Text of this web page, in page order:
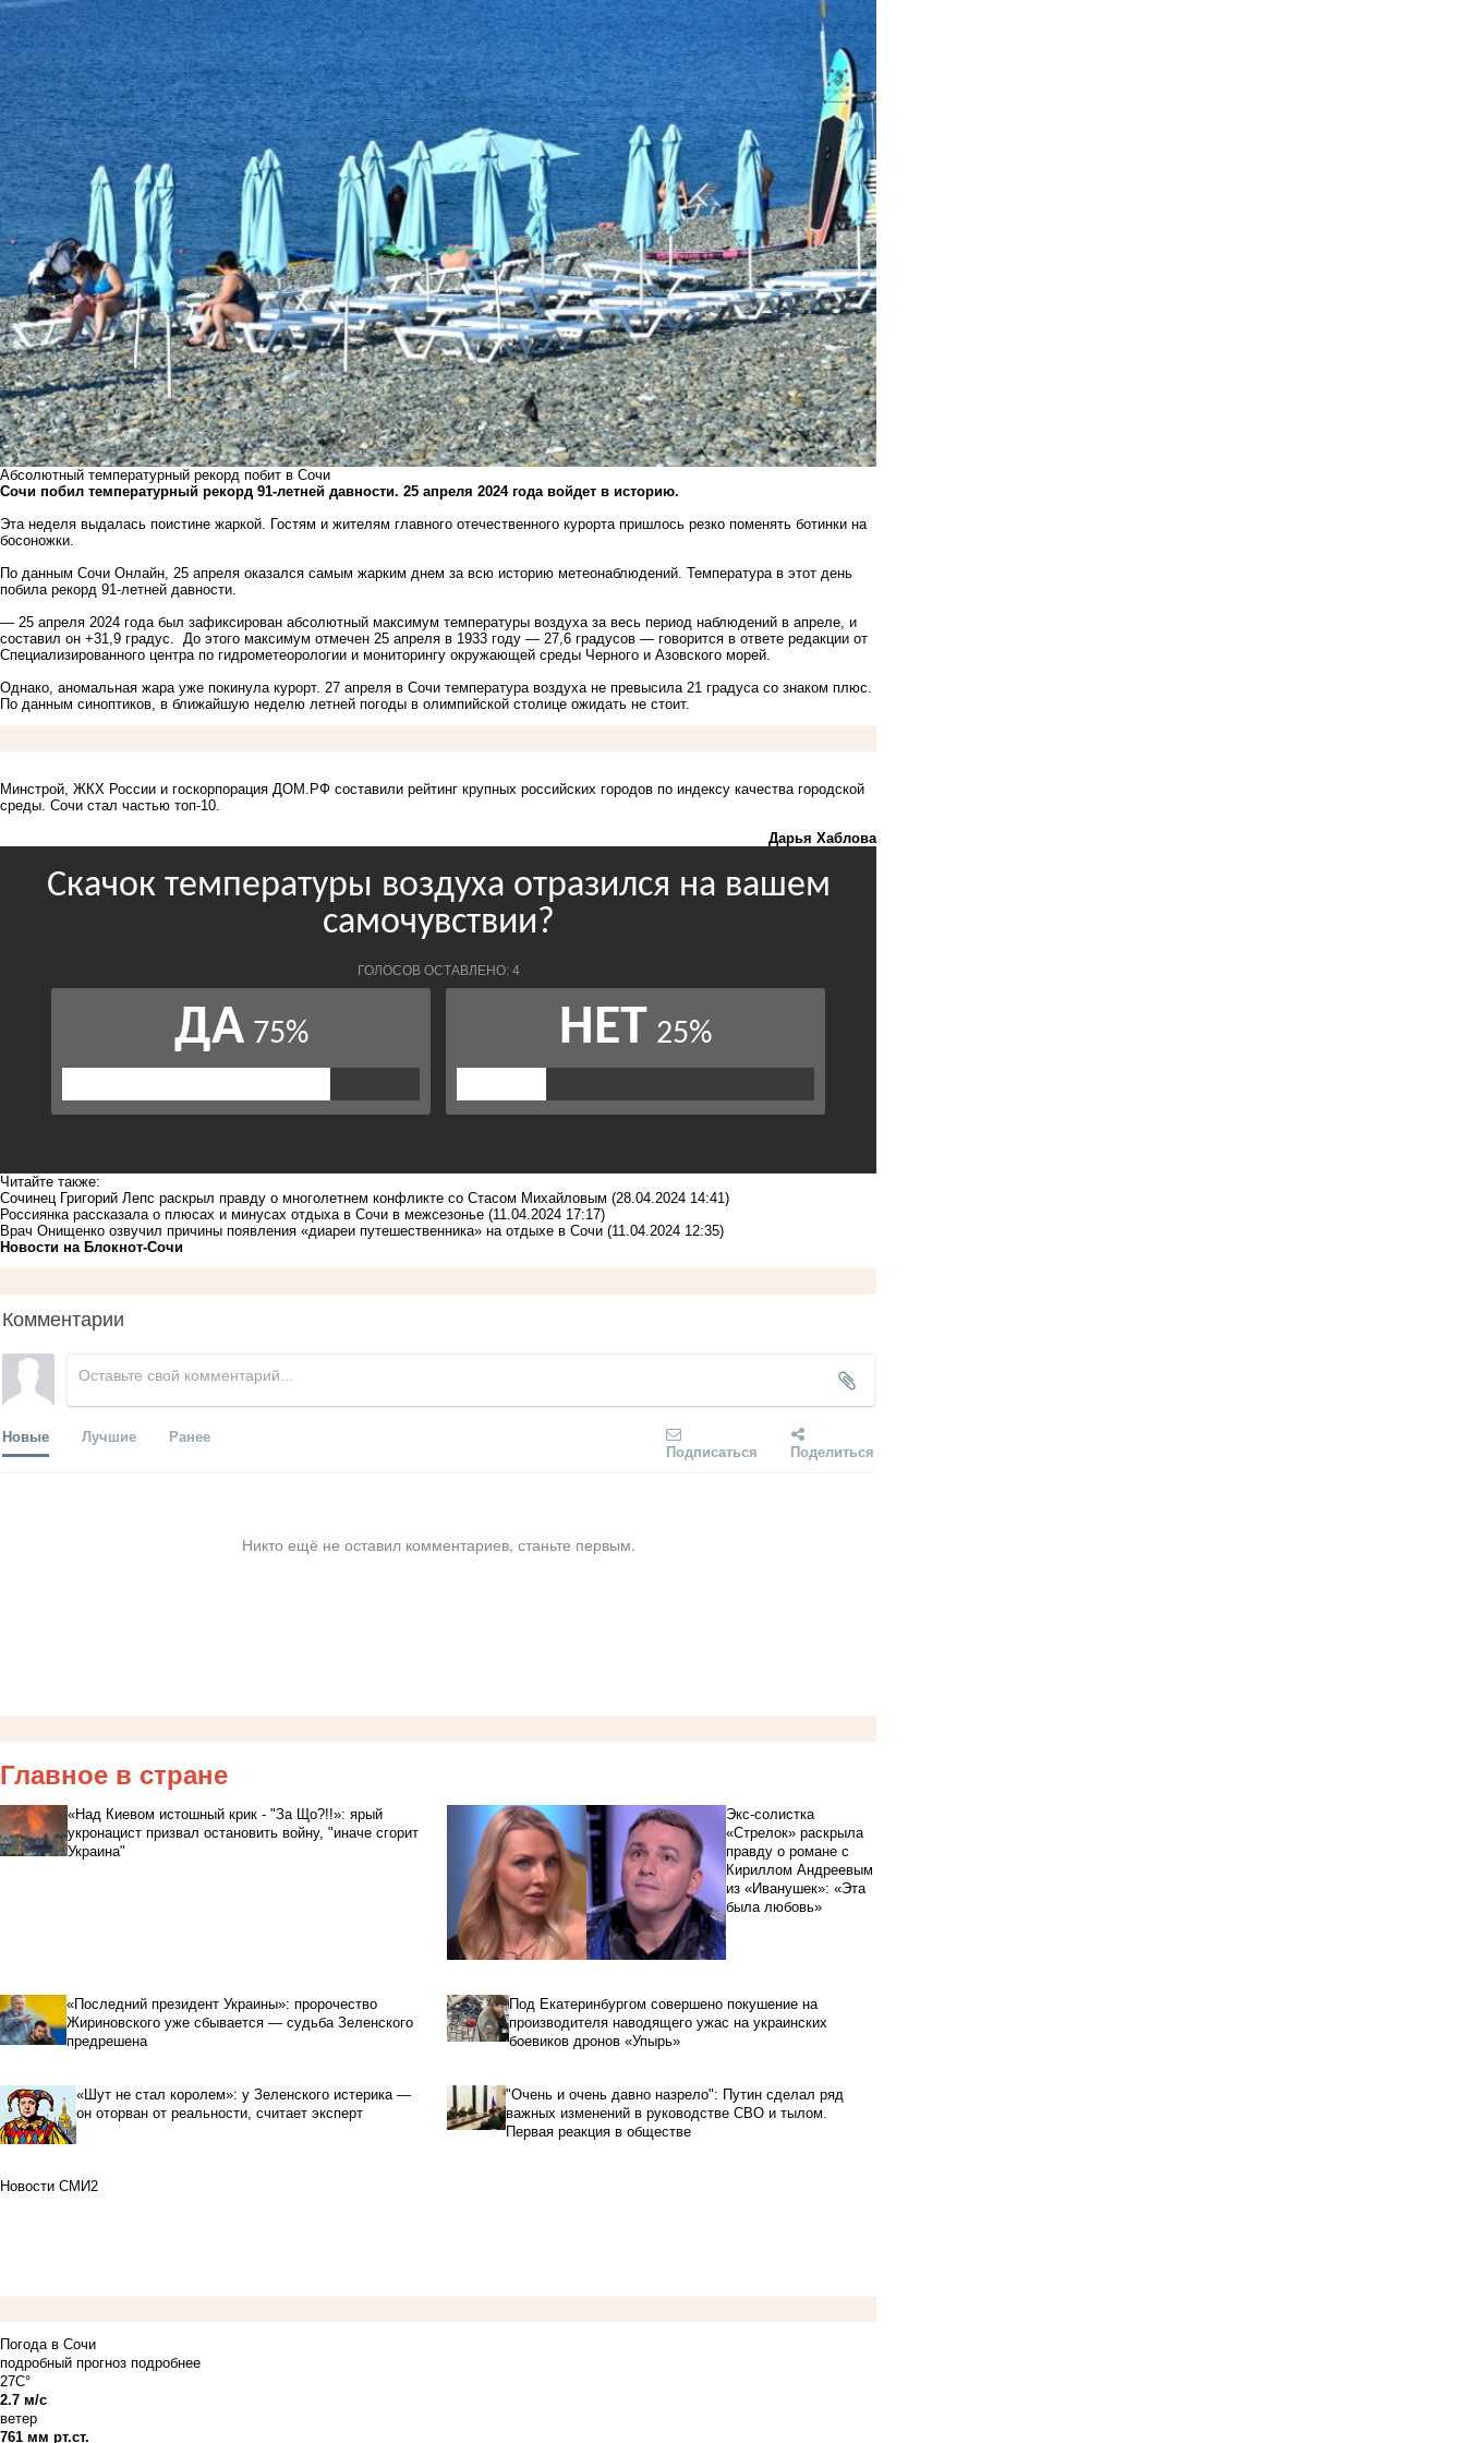
Абсолютный температурный рекорд побит в Сочи
Сочи побил температурный рекорд 91-летней давности. 25 апреля 2024 года войдет в историю.
Эта неделя выдалась поистине жаркой. Гостям и жителям главного отечественного курорта пришлось резко поменять ботинки на
босоножки.
По данным Сочи Онлайн, 25 апреля оказался самым жарким днем за всю историю метеонаблюдений. Температура в этот день
побила рекорд 91-летней давности.
— 25 апреля 2024 года был зафиксирован абсолютный максимум температуры воздуха за весь период наблюдений в апреле, и
составил он +31,9 градус. До этого максимум отмечен 25 апреля в 1933 году — 27,6 градусов — говорится в ответе редакции от
Специализированного центра по гидрометеорологии и мониторингу окружающей среды Черного и Азовского морей.
Однако, аномальная жара уже покинула курорт. 27 апреля в Сочи температура воздуха не превысила 21 градуса со знаком плюс.
По данным синоптиков, в ближайшую неделю летней погоды в олимпийской столице ожидать не стоит.
Минстрой, ЖКХ России и госкорпорация ДОМ.РФ составили рейтинг крупных российских городов по индексу качества городской
среды. Сочи стал частью топ-10.
Дарья Хаблова
Читайте также:
Сочинец Григорий Лепс раскрыл правду о многолетнем конфликте со Стасом Михайловым (28.04.2024 14:41)
Россиянка рассказала о плюсах и минусах отдыха в Сочи в межсезонье (11.04.2024 17:17)
Врач Онищенко озвучил причины появления «диареи путешественника» на отдыхе в Сочи (11.04.2024 12:35)
Новости на Блoкнoт-Сочи
Комментарии
Новые Лучшие Ранее
Подписаться Поделиться
Никто ещё не оставил комментариев, станьте первым.
Главное в стране
«Над Киевом истошный крик - "За Що?!!»: ярый
укронацист призвал остановить войну, "иначе сгорит
Украина"
Экс-солистка
«Стрелок» раскрыла
правду о романе с
Кириллом Андреевым
из «Иванушек»: «Эта
была любовь»
«Последний президент Украины»: пророчество
Жириновского уже сбывается — судьба Зеленского
предрешена
Под Екатеринбургом совершено покушение на
производителя наводящего ужас на украинских
боевиков дронов «Упырь»
«Шут не стал королем»: у Зеленского истерика —
он оторван от реальности, считает эксперт
"Очень и очень давно назрело": Путин сделал ряд
важных изменений в руководстве СВО и тылом.
Первая реакция в обществе
Новости СМИ2
Погода в Сочи
подробный прогноз подробнее
27C°
2.7 м/с
ветер
761 мм рт.ст.